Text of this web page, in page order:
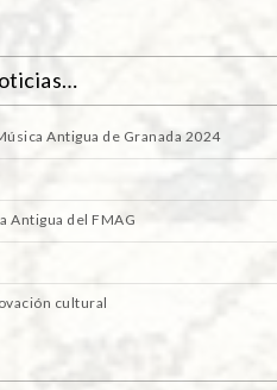
Antigua de Granada 2024
Antigua del FMAG
cultural